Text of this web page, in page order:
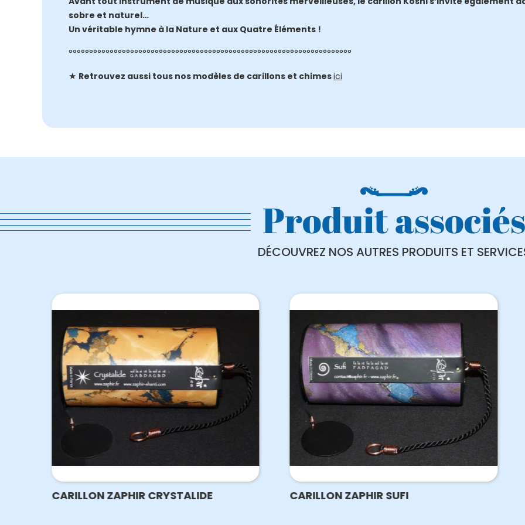
sobre et naturel…
Un véritable hymne à la Nature et aux Quatre Éléments !
°°°°°°°°°°°°°°°°°°°°°°°°°°°°°°°°°°°°°°°°°°°°°°°°°°°°°°°°°°°°°°°°°°°°°
★ Retrouvez aussi tous nos modèles de carillons et chimesici
Produit associés
DÉCOUVREZ NOS AUTRES PRODUITS ET
CARILLON ZAPHIR CRYSTALIDE CARILLON ZAPHIR SUFI